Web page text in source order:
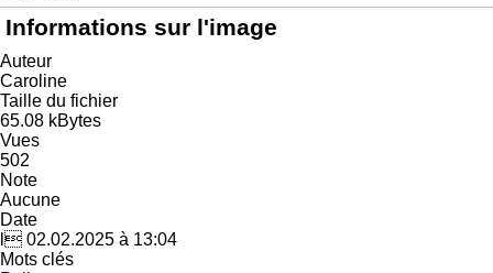
Informations sur l'image
Auteur
Caroline
Taille du fichier
65.08 kBytes
Vues
502
Note
Aucune
Date
l 02.02.2025 à 13:04
Mots clés